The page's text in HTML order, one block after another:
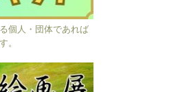
個人・団体であれば
。